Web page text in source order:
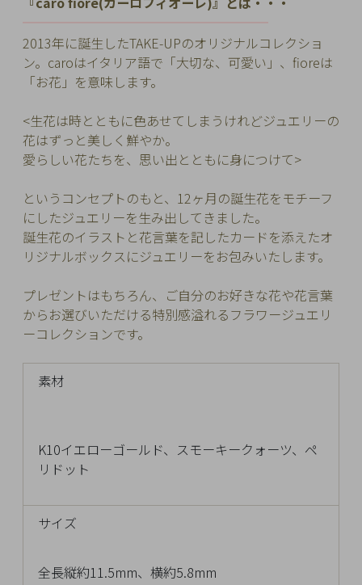
2013年に誕生したTAKE-UPのオリジナルコレクショ
ン。 caroはイタリア語で「大切な、可愛い」、fioreは
「お花」を意味します。
<生花は時とともに色あせてしまうけれどジュエリーの
花はずっと美しく鮮やか。
愛らしい花たちを、思い出とともに身につけて>
というコンセプトのもと、12ヶ月の誕生花をモチーフ
にしたジュエリーを生み出してきました。
誕生花のイラストと花言葉を記したカードを添えたオ
リジナルボックスにジュエリーをお包みいたします。
プレゼントはもちろん、ご自分のお好きな花や花言葉
からお選びいただける特別感溢れるフラワージュエリ
ーコレクションです。
素材
K10イエローゴールド、スモーキークォーツ、ペ
リドット
サイズ
全長縦約11.5mm、横約5.8mm
チ
ッ
ク
し
た
商
品
ご
利
ガ
イ
ド
Q&A